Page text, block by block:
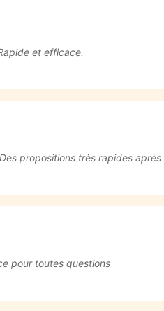
et efficace.
propositions très rapides après
pour toutes questions